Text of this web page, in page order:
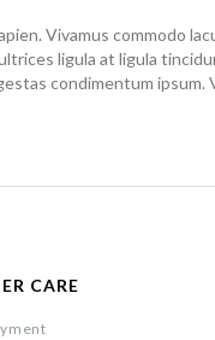
Vivamus commodo
ligula at ligula
condimentum ipsum.
CARE